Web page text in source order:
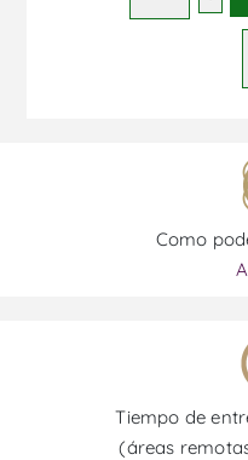
Como
Tiempo de
(áreas